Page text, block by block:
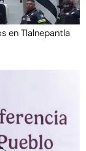
en Tlalnepantla